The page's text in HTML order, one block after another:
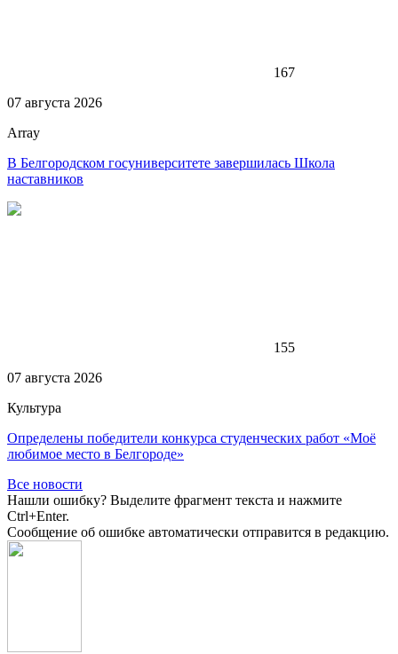
167
07 августа 2026
Array
В Белгородском госуниверситете завершилась Школа
наставников
155
07 августа 2026
Культура
Определены победители конкурса студенческих работ «Моё
любимое место в Белгороде»
Все новости
Нашли ошибку? Выделите фрагмент текста и нажмите
Ctrl+Enter.
Сообщение об ошибке автоматически отправится в редакцию.